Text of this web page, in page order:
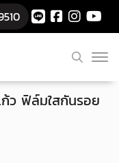
ว ฟิล์มใสกันรอย